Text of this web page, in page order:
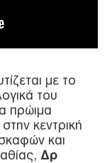
με το
του
πρώιμα
κεντρική
και
Δρ